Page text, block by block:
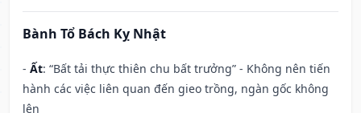
Bành Tổ Bách Kỵ Nhật
- Ất: “Bất tải thực thiên chu bất trưởng” - Không nên tiến
hành các việc liên quan đến gieo trồng, ngàn gốc không
lên